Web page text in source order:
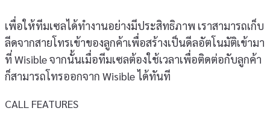
เพื่อให้ทีมเซลได้ทำงานอย่างมีประสิทธิภาพ เราสามารถเก็บ
ลีดจากสายโทรเข้าของลูกค้าเพื่อสร้างเป็นดีลอัตโนมัติเข้ามา
ที่ Wisible จากนั้นเมื่อทีมเซลต้องใช้เวลาเพื่อติดต่อกับลูกค้า
ก็สามารถโทรออกจาก Wisible ได้ทันที
CALL FEATURES